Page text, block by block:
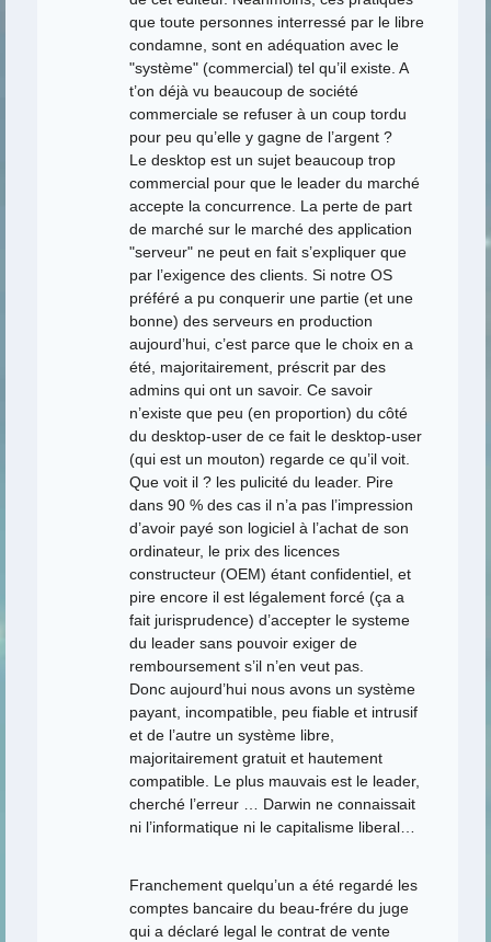
que toute personnes interressé par le libre
condamne, sont en adéquation avec le
"système" (commercial) tel qu’il existe. A
t’on déjà vu beaucoup de société
commerciale se refuser à un coup tordu
pour peu qu’elle y gagne de l’argent ?
Le desktop est un sujet beaucoup trop
commercial pour que le leader du marché
accepte la concurrence. La perte de part
de marché sur le marché des application
"serveur" ne peut en fait s’expliquer que
par l’exigence des clients. Si notre OS
préféré a pu conquerir une partie (et une
bonne) des serveurs en production
aujourd’hui, c’est parce que le choix en a
été, majoritairement, préscrit par des
admins qui ont un savoir. Ce savoir
n’existe que peu (en proportion) du côté
du desktop-user de ce fait le desktop-user
(qui est un mouton) regarde ce qu’il voit.
Que voit il ? les pulicité du leader. Pire
dans 90 % des cas il n’a pas l’impression
d’avoir payé son logiciel à l’achat de son
ordinateur, le prix des licences
constructeur (OEM) étant confidentiel, et
pire encore il est légalement forcé (ça a
fait jurisprudence) d’accepter le systeme
du leader sans pouvoir exiger de
remboursement s’il n’en veut pas.
Donc aujourd’hui nous avons un système
payant, incompatible, peu fiable et intrusif
et de l’autre un système libre,
majoritairement gratuit et hautement
compatible. Le plus mauvais est le leader,
cherché l’erreur … Darwin ne connaissait
ni l’informatique ni le capitalisme liberal…
Franchement quelqu’un a été regardé les
comptes bancaire du beau-frére du juge
qui a déclaré legal le contrat de vente